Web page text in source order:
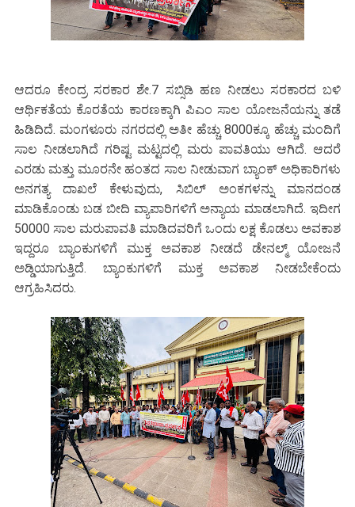
ಆದರೂ ಕೇಂದ್ರ ಸರಕಾರ ಶೇ.7 ಸಬ್ಸಿಡಿ ಹಣ ನೀಡಲು ಸರಕಾರದ ಬಳಿ
ಆರ್ಥಿಕತೆಯ ಕೊರತೆಯ ಕಾರಣಕ್ಕಾಗಿ ಪಿಎಂ ಸಾಲ ಯೋಜನೆಯನ್ನು ತಡೆ
ಹಿಡಿದಿದೆ. ಮಂಗಳೂರು ನಗರದಲ್ಲಿ ಅತೀ ಹೆಚ್ಚು 8000ಕ್ಕೂ ಹೆಚ್ಚು ಮಂದಿಗೆ
ಸಾಲ ನೀಡಲಾಗಿದೆ ಗರಿಷ್ಟ ಮಟ್ಟದಲ್ಲಿ ಮರು ಪಾವತಿಯು ಆಗಿದೆ. ಆದರೆ
ಎರಡು ಮತ್ತು ಮೂರನೇ ಹಂತದ ಸಾಲ ನೀಡುವಾಗ ಬ್ಯಾಂಕ್ ಅಧಿಕಾರಿಗಳು
ಅನಗತ್ಯ ದಾಖಲೆ ಕೇಳುವುದು, ಸಿಬಿಲ್ ಅಂಕಗಳನ್ನು ಮಾನದಂಡ
ಮಾಡಿಕೊಂಡು ಬಡ ಬೀದಿ ವ್ಯಾಪಾರಿಗಳಿಗೆ ಅನ್ಯಾಯ ಮಾಡಲಾಗಿದೆ. ಇದೀಗ
50000 ಸಾಲ ಮರುಪಾವತಿ ಮಾಡಿದವರಿಗೆ ಒಂದು ಲಕ್ಷ ಕೊಡಲು ಅವಕಾಶ
ಇದ್ದರೂ ಬ್ಯಾಂಕುಗಳಿಗೆ ಮುಕ್ತ ಅವಕಾಶ ನೀಡದೆ ಡೇನಲ್ಮ್ ಯೋಜನೆ
ಅಡ್ಡಿಯಾಗುತ್ತಿದೆ. ಬ್ಯಾಂಕುಗಳಿಗೆ ಮುಕ್ತ ಅವಕಾಶ ನೀಡಬೇಕೆಂದು
ಆಗ್ರಹಿಸಿದರು.